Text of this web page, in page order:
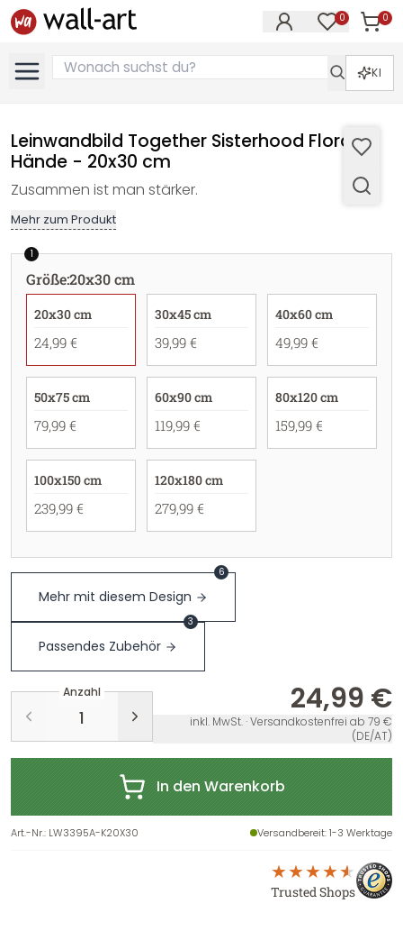
0 0
KI
Leinwandbild Together Sisterhood Floral
Hände - 20x30 cm
Zusammen ist man stärker.
Mehr zum Produkt
1
Größe:20x30 cm
20x30 cm
24,99 €
30x45 cm
39,99 €
40x60 cm
49,99 €
50x75 cm
79,99 €
60x90 cm
119,99 €
80x120 cm
159,99 €
100x150 cm
239,99 €
120x180 cm
279,99 €
Mehr mit diesem Design
6
Passendes Zubehör
3
Anzahl 24,99 €
inkl. MwSt. · Versandkostenfrei ab 79 €
(DE/AT)
In den Warenkorb
Art.-Nr.: LW3395A-K20X30 Versandbereit: 1-3 Werktage
Trusted Shops